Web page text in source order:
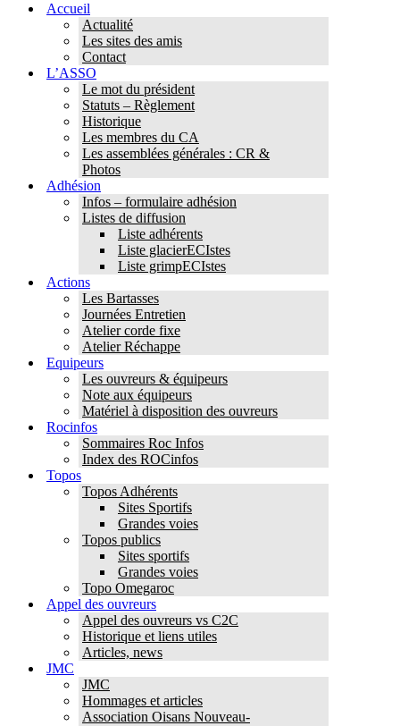
navigationAccueil
Actualité
Les sites des amis
Contact
L’ASSO
Le mot du président
Statuts – Règlement
Historique
Les membres du CA
Les assemblées générales : CR &
Photos
Adhésion
Infos – formulaire adhésion
Listes de diffusion
Liste adhérents
Liste glacierECIstes
Liste grimpECIstes
Actions
Les Bartasses
Journées Entretien
Atelier corde fixe
Atelier Réchappe
Equipeurs
Les ouvreurs & équipeurs
Note aux équipeurs
Matériel à disposition des ouvreurs
Rocinfos
Sommaires Roc Infos
Index des ROCinfos
Topos
Topos Adhérents
Sites Sportifs
Grandes voies
Topos publics
Sites sportifs
Grandes voies
Topo Omegaroc
Appel des ouvreurs
Appel des ouvreurs vs C2C
Historique et liens utiles
Articles, news
JMC
JMC
Hommages et articles
Association Oisans Nouveau-